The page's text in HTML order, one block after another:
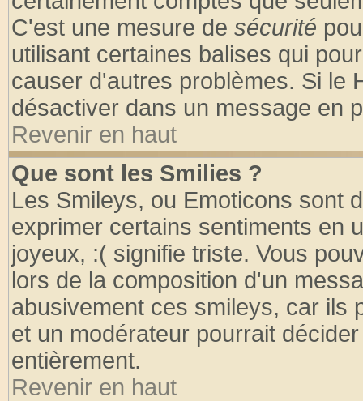
C'est une mesure de sécurité
utilisant certaines balises qui
causer d'autres problèmes. Si le
désactiver dans un message en
Revenir en haut
Que sont les Smilies ?
Les Smileys, ou Emoticons sont
exprimer certains sentiments en
joyeux, :( signifie triste. Vous
lors de la composition d'un
abusivement ces smileys, car ils
et un modérateur pourrait
entièrement.
Revenir en haut